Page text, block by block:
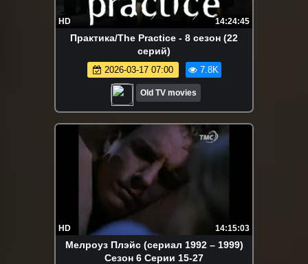
HD 14:24:45
Практика/The Practice - 8 сезон (22
серий)
2026-03-17 07:00 7.8K
Old TV movies
HD 14:15:03
Мелроуз Плэйс (сериал 1992 – 1999)
Сезон 6 Серии 15-27